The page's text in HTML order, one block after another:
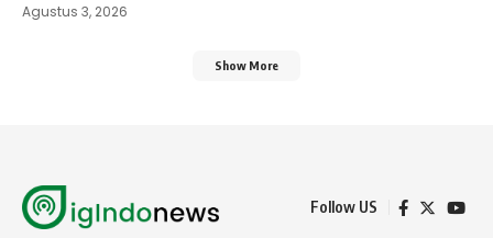
Agustus 3, 2026
Show More
Follow US